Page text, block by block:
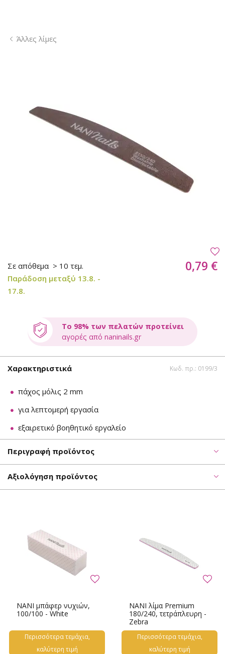
Άλλες λίμες
Σε απόθεμα > 10 τεμ.
Παράδοση μεταξύ 13.8. -
17.8.
0,79 €
Το 98% των πελατών προτείνει
αγορές από naninails.gr
Χαρακτηριστικά Κωδ. πρ.: 0199/3
πάχος μόλις 2 mm
για λεπτομερή εργασία
εξαιρετικό βοηθητικό εργαλείο
Περιγραφή προϊόντος
Αξιολόγηση προϊόντος
NANI μπάφερ νυχιών,
100/100 - White
Περισσότερα τεμάχια,
καλύτερη τιμή
NANI λίμα Premium
180/240, τετράπλευρη -
Zebra
Περισσότερα τεμάχια,
καλύτερη τιμή